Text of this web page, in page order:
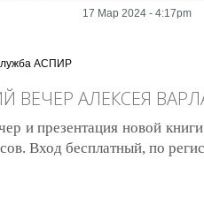
17 Мар 2024 - 4:17pm
АСПИР
ВЕЧЕР АЛЕКСЕЯ
и презентация новой
Вход бесплатный, по